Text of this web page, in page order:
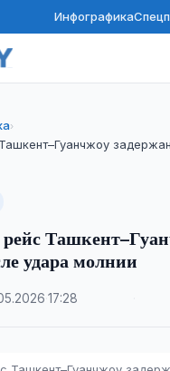
Инфографика
›
удара молнии
·17:28